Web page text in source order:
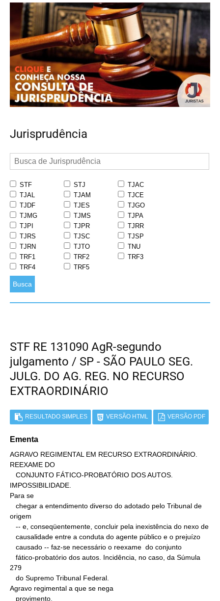
Jurisprudência
STF STJ
TJAC
TJAL
TJAM
TJCE
TJDF
TJES
TJGO
TJMG
TJMS
TJPA
TJPI
TJPR
TJRR
TJRS
TJSC
TJSP
TJRN
TJTO
TNU
TRF1
TRF2
TRF3
TRF4
TRF5
Busca
STF RE 131090 AgR-segundo
julgamento / SP - SÃO PAULO SEG.
JULG. DO AG. REG. NO RECURSO
EXTRAORDINÁRIO
RESULTADO SIMPLES VERSÃO HTML VERSÃO PDF
Ementa
AGRAVO REGIMENTAL EM RECURSO EXTRAORDINÁRIO.
REEXAME DO
IMPOSSIBILIDADE.
Para se
origem
279
Agravo regimental a que se nega
   provimento.